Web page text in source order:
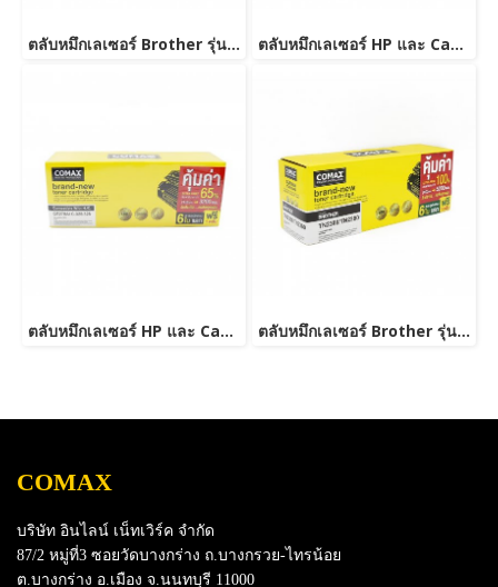
ตลับหมึกเลเซอร์ Brother รุ่น TN2280/TN2260-JUMBO ตลับหมึกเลเซอร์ HP และ Canon รุ่น CF283A JUMBO
ตลับหมึกเลเซอร์ HP และ Canon รุ่น CE278A Canon 126/128/726/728/326/328 JUMBO ตลับหมึกเลเซอร์ Brother รุ่น TN2380 /TN2360 NEW-JUMBO
COMAX
บริษัท อินไลน์ เน็ทเวิร์ค จำกัด
87/2 หมู่ที่3 ซอยวัดบางกร่าง ถ.บางกรวย-ไทรน้อย
ต.บางกร่าง อ.เมือง จ.นนทบุรี 11000